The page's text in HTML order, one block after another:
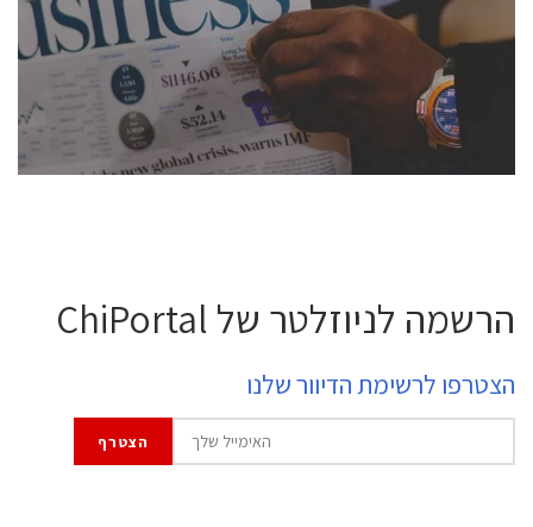
semiconductor industry, including engineers,
professional experts, and senior executives.
לחץ לפרטים
הרשמה לניוזלטר של ChiPortal
הצטרפו לרשימת הדיוור שלנו